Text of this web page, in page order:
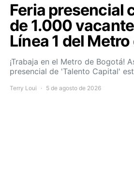
Feria presencial
de 1.000
Línea 1 del
¡Trabaja en el Metro de Bogotá!
presencial de 'Talento Capital'
Terry Loui 5 de agosto de 2026